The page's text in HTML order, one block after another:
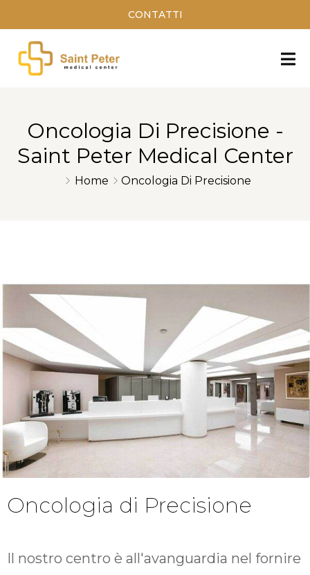
CONTATTI
Oncologia Di Precisione -
Saint Peter Medical Center
Home Oncologia Di Precisione
Oncologia di Precisione
Il nostro centro è all'avanguardia nel fornire